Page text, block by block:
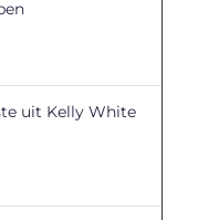
uit Kelly White